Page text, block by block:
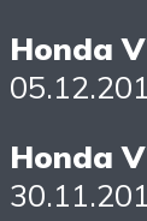
Honda
Honda